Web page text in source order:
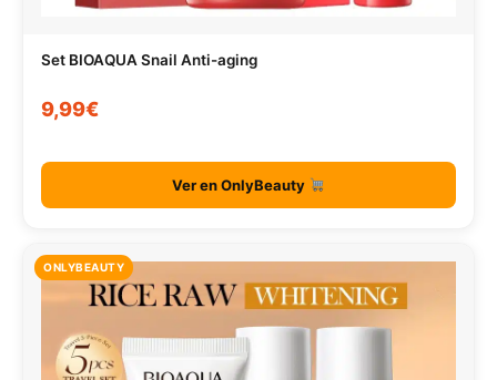
Set BIOAQUA Snail Anti-aging
9,99€
Ver en OnlyBeauty
ONLYBEAUTY